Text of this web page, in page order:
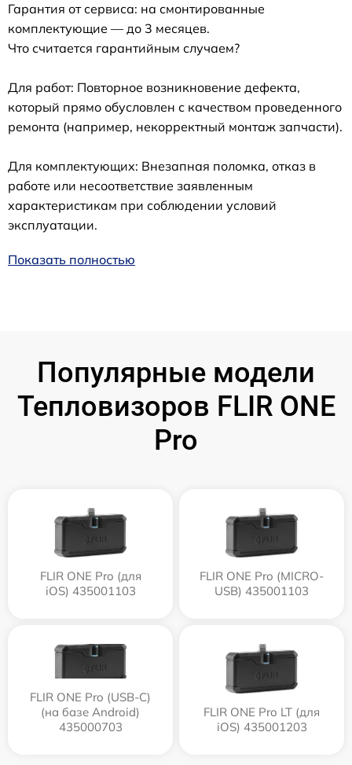
Гарантия от сервиса: на смонтированные
комплектующие — до 3 месяцев.
Что считается гарантийным случаем?
Для работ: Повторное возникновение дефекта,
который прямо обусловлен с качеством проведенного
ремонта (например, некорректный монтаж запчасти).
Для комплектующих: Внезапная поломка, отказ в
работе или несоответствие заявленным
характеристикам при соблюдении условий
эксплуатации.
Показать полностью
Популярные модели
Тепловизоров FLIR ONE
Pro
FLIR ONE Pro (для
iOS) 435001103
FLIR ONE Pro (MICRO-
USB) 435001103
FLIR ONE Pro (USB-C)
(на базе Android)
435000703
FLIR ONE Pro LT (для
iOS) 435001203